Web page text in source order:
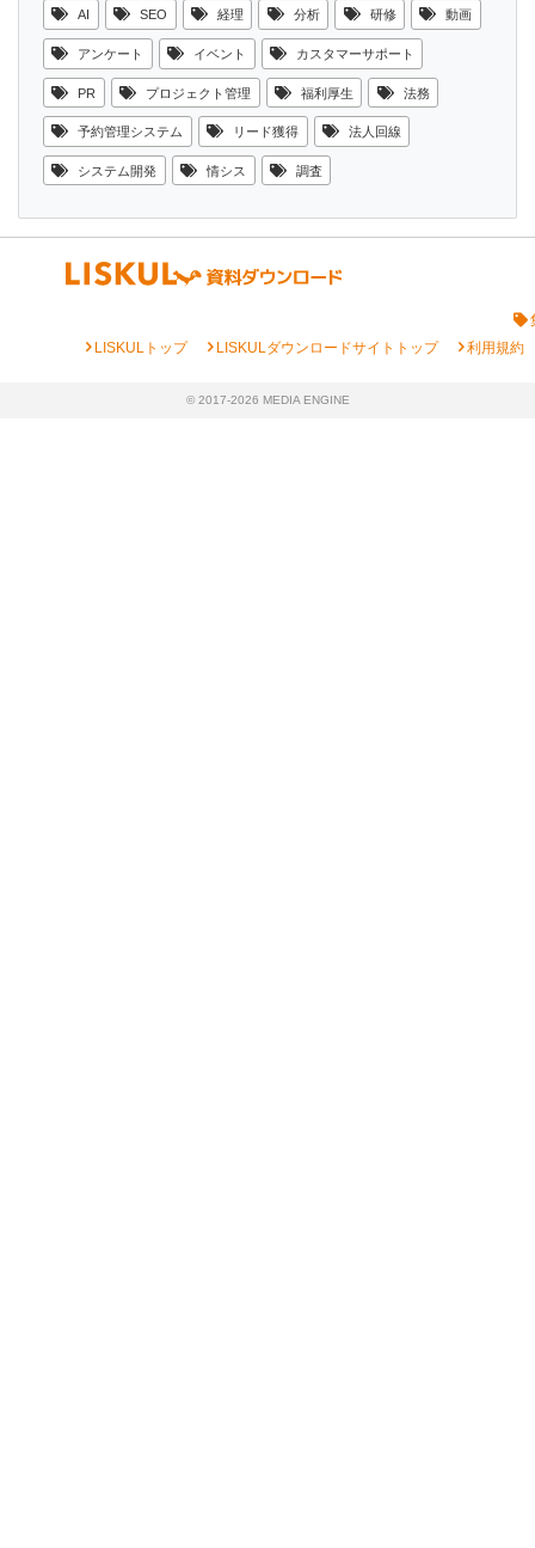
AI SEO 経理 分析 研修 動画
アンケート イベント カスタマーサポート
PR プロジェクト管理 福利厚生 法務
予約管理システム リード獲得 法人回線
システム開発 情シス 調査
chevron_rightLISKULトップ chevron_rightLISKULダウンロードサイトトップ chevron_right利用規約
© 2017-2026 MEDIA ENGINE